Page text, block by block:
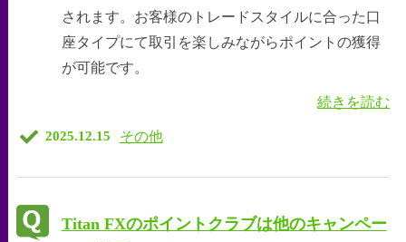
されます。お客様のトレードスタイルに合った口
座タイプにて取引を楽しみながらポイントの獲得
が可能です。
続きを読む
2025.12.15 その他
Titan FXのポイントクラブは他のキャンペー